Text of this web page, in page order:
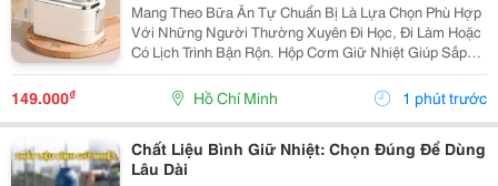
Mang Theo Bữa Ăn Tự Chuẩn Bị Là Lựa Chọn Phù Hợp
Với Những Người Thường Xuyên Đi Học, Đi Làm Hoặc
Có Lịch Trình Bận Rộn. Hộp Cơm Giữ Nhiệt Giúp Sắp
Xếp Các Món Ăn Gọn Gàng, Thuận Tiện Mang Theo Và
Sử Dụng Trong Ngày. Chọn Hộp Theo Cách Sắp Xếp
Thức...
149.000₫ Hồ Chí Minh 1 phút trước
Chất Liệu Bình Giữ Nhiệt: Chọn Đúng Để Dùng
Lâu Dài